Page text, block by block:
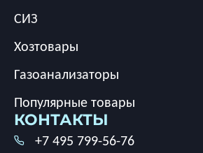
СИЗ
Хозтовары
Газоанализаторы
Популярные товары
КОНТАКТЫ
+7 495 799-56-76